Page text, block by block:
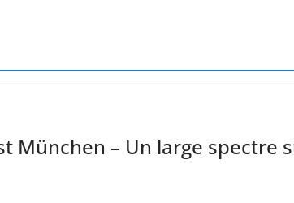
München – Un large spectre